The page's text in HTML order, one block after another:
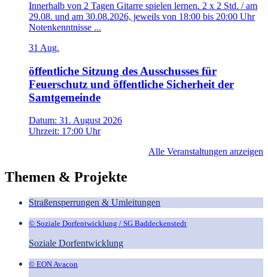
Innerhalb von 2 Tagen Gitarre spielen lernen. 2 x 2 Std. / am
29.08. und am 30.08.2026, jeweils von 18:00 bis 20:00 Uhr
Notenkenntnisse ...
31 Aug.
öffentliche Sitzung des Ausschusses für
Feuerschutz und öffentliche Sicherheit der
Samtgemeinde
Datum: 31. August 2026
Uhrzeit: 17:00 Uhr
Alle Veranstaltungen anzeigen
Themen & Projekte
Straßensperrungen & Umleitungen
© Soziale Dorfentwicklung / SG Baddeckenstedt
Soziale Dorfentwicklung
© EON Avacon